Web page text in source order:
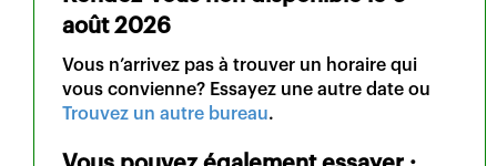
août 2026
Vous n’arrivez pas à trouver un horaire qui
vous convienne? Essayez une autre date ou
Trouvez un autre bureau.